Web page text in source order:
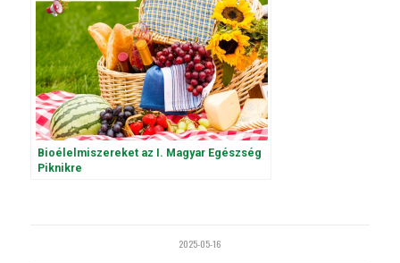
Bioélelmiszereket az I. Magyar Egészség
Piknikre
2025-05-16